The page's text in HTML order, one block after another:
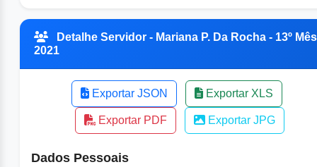
Detalhe Servidor - Mariana P. Da Rocha - 13º
2021
Exportar JSON Exportar XLS
Exportar PDF Exportar JPG
Dados Pessoais